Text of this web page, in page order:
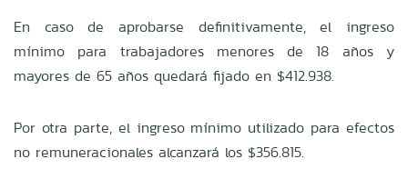
En caso de aprobarse definitivamente, el ingreso
mínimo para trabajadores menores de 18 años y
mayores de 65 años quedará fijado en $412.938.
Por otra parte, el ingreso mínimo utilizado para efectos
no remuneracionales alcanzará los $356.815.